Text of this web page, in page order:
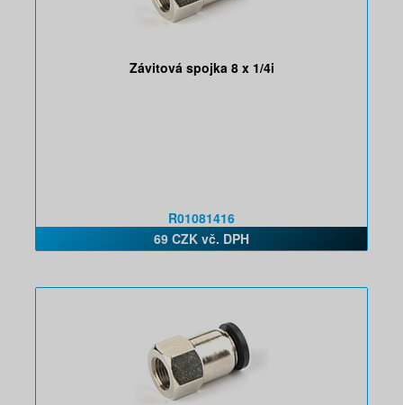
Závitová spojka 8 x 1/4i
R01081416
69 CZK vč. DPH